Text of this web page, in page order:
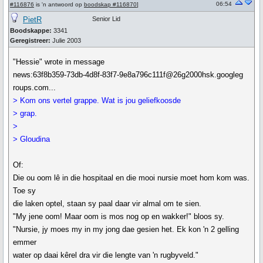
#116876 is 'n antwoord op boodskap #116870]
06:54
PietR
Boodskappe: 3341
Geregistreer: Julie 2003
Senior Lid
"Hessie" wrote in message
news:63f8b359-73db-4d8f-83f7-9e8a796c111f@26g2000hsk.googleg
roups.com...
> Kom ons vertel grappe. Wat is jou geliefkoosde
> grap.
>
> Gloudina
Of:
Die ou oom lê in die hospitaal en die mooi nursie moet hom kom was.
Toe sy
die laken optel, staan sy paal daar vir almal om te sien.
"My jene oom! Maar oom is mos nog op en wakker!" bloos sy.
"Nursie, jy moes my in my jong dae gesien het. Ek kon 'n 2 gelling
emmer
water op daai kêrel dra vir die lengte van 'n rugbyveld."